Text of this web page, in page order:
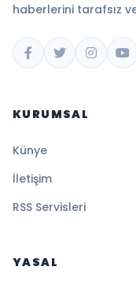
haberlerini tarafsız
KURUMSAL
Künye
İletişim
RSS Servisleri
YASAL